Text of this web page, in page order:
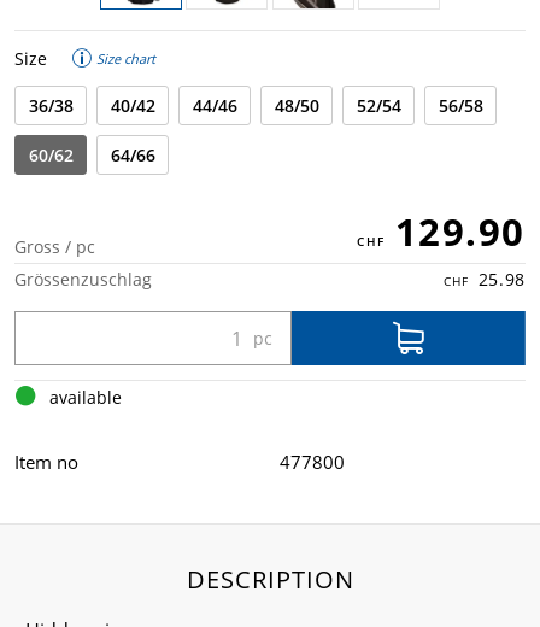
Size Size chart
36/38 40/42 44/46 48/50 52/54 56/58
60/62 64/66
Gross / pc 129.90
Grössenzuschlag 25.98
available
Item no 477800
DESCRIPTION